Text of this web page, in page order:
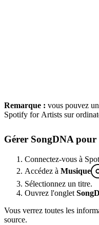
Remarque : vous pouvez
Spotify for Artists sur
Gérer SongDNA
Connectez-vous à
Accédez à Musique
Sélectionnez un titre.
Ouvrez l'onglet
Vous verrez toutes les
source.